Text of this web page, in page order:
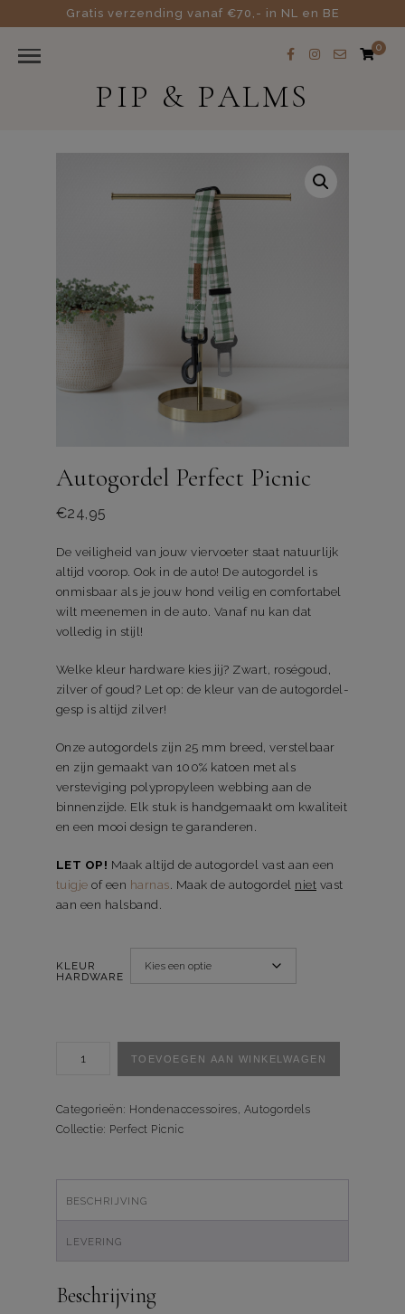
Gratis verzending vanaf €70,- in NL en BE
0
PIP & PALMS
Autogordel Perfect Picnic
€24,95
De veiligheid van jouw viervoeter staat natuurlijk
altijd voorop. Ook in de auto! De autogordel is
onmisbaar als je jouw hond veilig en comfortabel
wilt meenemen in de auto. Vanaf nu kan dat
volledig in stijl!
Welke kleur hardware kies jij? Zwart, roségoud,
zilver of goud? Let op: de kleur van de autogordel-
gesp is altijd zilver!
Onze autogordels zijn 25 mm breed, verstelbaar
en zijn gemaakt van 100% katoen met als
versteviging polypropyleen webbing aan de
binnenzijde. Elk stuk is handgemaakt om kwaliteit
en een mooi design te garanderen.
LET OP! Maak altijd de autogordel vast aan een
tuigje of een harnas . Maak de autogordel niet vast
aan een halsband.
KLEUR
HARDWARE
aantal
TOEVOEGEN AAN WINKELWAGEN
Categorieën: Hondenaccessoires, Autogordels
Collectie: Perfect Picnic
BESCHRIJVING
LEVERING
Beschrijving